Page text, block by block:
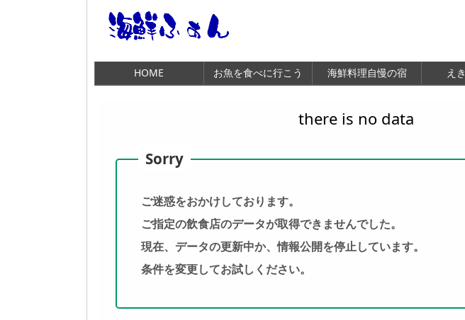
HOME お魚を食べに行こう 海鮮料理自慢の宿 え
there is no data
ご迷惑をおかけしております。
ご指定の飲食店のデータが取得できませんでした。
現在、データの更新中か、情報公開を停止しています。
条件を変更してお試しください。